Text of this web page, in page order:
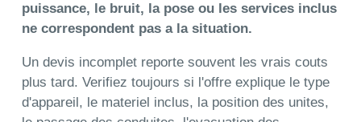
puissance, le bruit, la pose ou les services inclus
ne correspondent pas a la situation.
Un devis incomplet reporte souvent les vrais couts
plus tard. Verifiez toujours si l'offre explique le type
d'appareil, le materiel inclus, la position des unites,